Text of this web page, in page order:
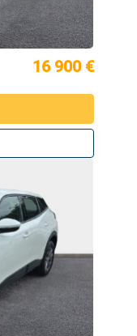
16 900 €